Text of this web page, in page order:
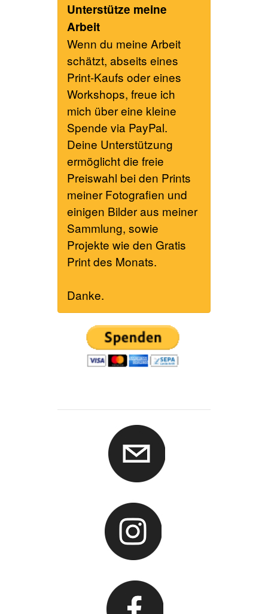
Unterstütze meine
Arbeit
Wenn du meine Arbeit
schätzt, abseits eines
Print-Kaufs oder eines
Workshops, freue ich
mich über eine kleine
Spende via PayPal.
Deine Unterstützung
ermöglicht die freie
Preiswahl bei den Prints
meiner Fotografien und
einigen Bilder aus meiner
Sammlung, sowie
Projekte wie den Gratis
Print des Monats.
Danke.